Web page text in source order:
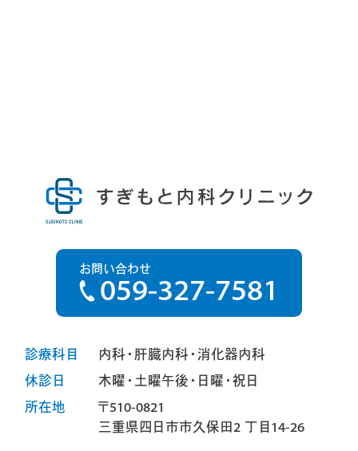
お問い合わせ
059-327-7581
診療科目
内科・肝臓内科・消化器内科
休診日
木曜・土曜午後・日曜・祝日
所在地
〒510-0821
三重県四日市市久保田2 丁目14-26